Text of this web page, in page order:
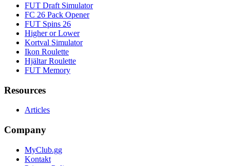
FUT Draft Simulator
FC 26 Pack Opener
FUT Spins 26
Higher or Lower
Kortval Simulator
Ikon Roulette
Hjältar Roulette
FUT Memory
Resources
Articles
Company
MyClub.gg
Kontakt